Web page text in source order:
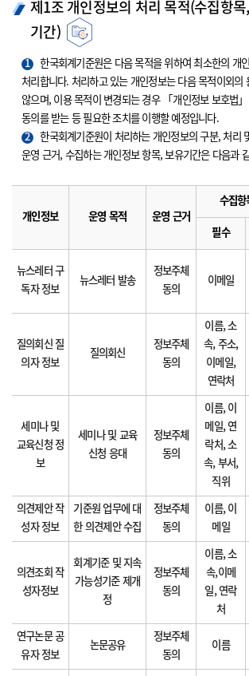
제1조 개인정보의 처리 목적(수집항
기간)
1
한국회계기준원은 다음 목적을 위하여 최소한의 개
처리합니다. 처리하고 있는 개인정보는 다음 목적이외의
않으며, 이용 목적이 변경되는 경우 「개인정보 보호법
동의를 받는 등 필요한 조치를 이행할 예정입니다.
2
한국회계기준원이 처리하는 개인정보의 구분, 처리
운영 근거, 수집하는 개인정보 항목, 보유기간은 다음과
개인정보 운영 목적 운영 근거
수집항
필수
뉴스레터 구
독자 정보
뉴스레터 발송
정보주체
동의
이메일
질의회신 질
의자 정보
질의회신
정보주체
동의
이름, 소
속, 주소,
이메일,
연락처
세미나 및
교육신청 정
보
세미나 및 교육
신청 응대
정보주체
동의
이름, 이
메일, 연
락처, 소
속, 부서,
직위
의견제안 작
성자 정보
기준원 업무에 대
한 의견제안 수집
정보주체
동의
이름, 이
메일
의견조회 작
성자정보
회계기준 및 지속
가능성기준 제개
정
정보주체
동의
이름, 소
속,이메
일, 연락
처
연구논문 공
유자 정보
논문공유
정보주체
동의
이름